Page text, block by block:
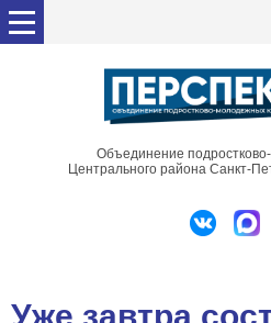
Объединение
Центрального района Санкт-
Уже завтра